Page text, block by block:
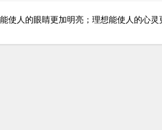
使人的眼睛更加明亮；理想能使人的心